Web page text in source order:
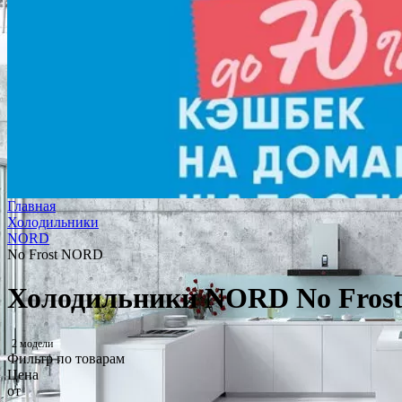
Главная
Холодильники
NORD
No Frost NORD
Холодильники NORD No Frost
2 модели
Фильтр по товарам
Цена
от